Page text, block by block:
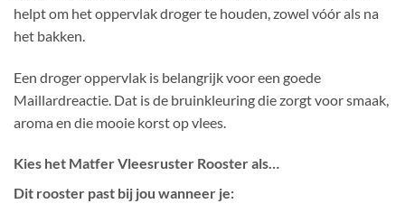
helpt om het oppervlak droger te houden, zowel vóór als na
het bakken.
Een droger oppervlak is belangrijk voor een goede
Maillardreactie. Dat is de bruinkleuring die zorgt voor smaak,
aroma en die mooie korst op vlees.
Kies het Matfer Vleesruster Rooster als…
Dit rooster past bij jou wanneer je: